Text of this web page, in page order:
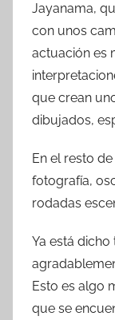
Jayanama,
con unos
actuación es
que crean
dibujados,
En el resto
fotografía,
rodadas
Ya está
Esto es algo
que se